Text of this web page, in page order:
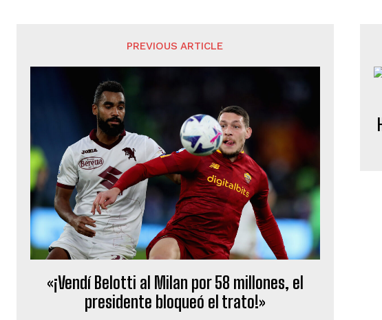
PREVIOUS ARTICLE
«¡Vendí Belotti al Milan por 58 millones, el
presidente bloqueó el trato!»